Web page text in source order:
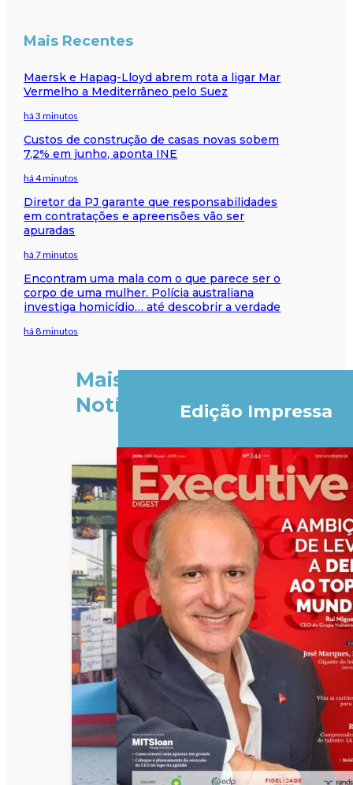
Mais Recentes
Maersk e Hapag-Lloyd abrem rota a ligar Mar
Vermelho a Mediterrâneo pelo Suez
há 3 minutos
Custos de construção de casas novas sobem
7,2% em junho, aponta INE
há 4 minutos
Diretor da PJ garante que responsabilidades
em contratações e apreensões vão ser
apuradas
há 7 minutos
Encontram uma mala com o que parece ser o
corpo de uma mulher. Polícia australiana
investiga homicídio… até descobrir a verdade
há 8 minutos
Mais
Notícias
Edição Impressa